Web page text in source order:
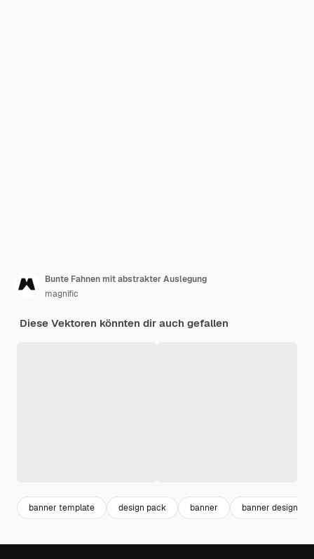
Bunte Fahnen mit abstrakter Auslegung
magnific
Diese Vektoren könnten dir auch gefallen
banner template design pack banner banner design